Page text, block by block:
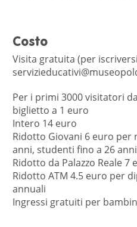
Costo
Visita gratuita (per
Per i primi 3000 visitatori
biglietto a 1 euro
Intero 14 euro
Ridotto Giovani 6 euro per
anni, studenti fino a 26 anni
Ridotto da Palazzo Reale 7
Ridotto ATM 4.5 euro per
annuali
Ingressi gratuiti per